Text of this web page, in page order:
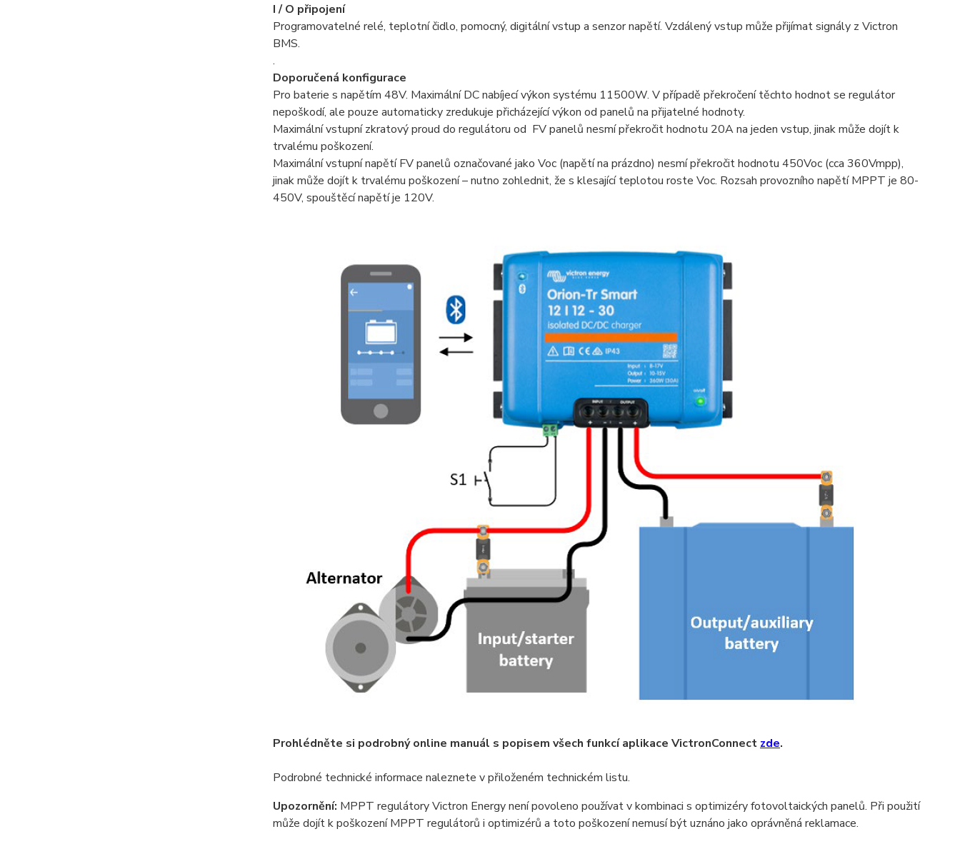
I / O připojení
Programovatelné relé, teplotní čidlo, pomocný, digitální vstup a senzor napětí. Vzdálený vstup může přijímat signály z Victron
BMS.
.
Doporučená konfigurace
Pro baterie s napětím 48V. Maximální DC nabíjecí výkon systému 11500W. V případě překročení těchto hodnot se regulátor
nepoškodí, ale pouze automaticky zredukuje přicházející výkon od panelů na přijatelné hodnoty.
Maximální vstupní zkratový proud do regulátoru od FV panelů nesmí překročit hodnotu 20A na jeden vstup, jinak může dojít k
trvalému poškození.
Maximální vstupní napětí FV panelů označované jako Voc (napětí na prázdno) nesmí překročit hodnotu 450Voc (cca 360Vmpp),
jinak může dojít k trvalému poškození – nutno zohlednit, že s klesající teplotou roste Voc. Rozsah provozního napětí MPPT je 80-
450V, spouštěcí napětí je 120V.
Prohlédněte si podrobný online manuál s popisem všech funkcí aplikace VictronConnect zde.
Podrobné technické informace naleznete v přiloženém technickém listu.
Upozornění: MPPT regulátory Victron Energy není povoleno používat v kombinaci s optimizéry fotovoltaických panelů. Při použití
může dojít k poškození MPPT regulátorů i optimizérů a toto poškození nemusí být uznáno jako oprávněná reklamace.